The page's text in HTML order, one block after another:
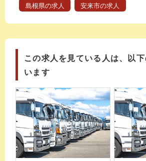
島根県の求人 安来市の求人
この求人を見ている人は、以
います